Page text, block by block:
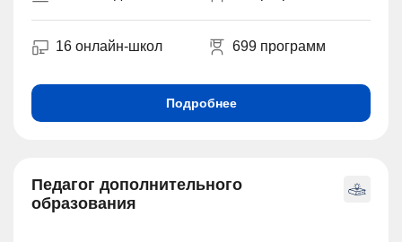
16 онлайн-школ 699 программ
Подробнее
Педагог дополнительного
образования